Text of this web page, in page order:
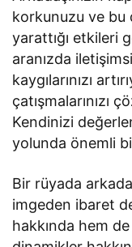
korkunuzu ve bu
yarattığı etkileri
aranızda
kaygılarınızı
çatışmalarınızı
Kendinizi
yolunda önemli
Bir rüyada
imgeden ibaret
hakkında hem